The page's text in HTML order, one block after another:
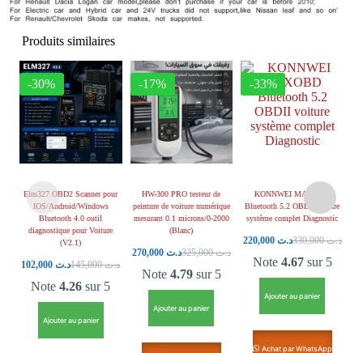
Produits similaires
-30%
Elm327 OBD2 Scanner pour
IOS/Android/Windows
Bluetooth 4.0 outil
diagnostique pour Voiture
(V2.1)
د.ت145,000 د.ت102,000
Note4.26 sur 5
Ajouter au panier
-17%
HW-300 PRO testeur de
peinture de voiture numérique
mesurant 0.1 microns/0-2000
(Blanc)
د.ت325,000 د.ت 270,000
Note 4.79sur 5
Ajouter au panier
-33%
KONNWEI MAXOBD
Bluetooth 5.2 OBDII voiture
système complet Diagnostic
د.ت330,000 د.ت 220,000
Note 4.67sur 5
Ajouter au panier
Achat par WhatsApp